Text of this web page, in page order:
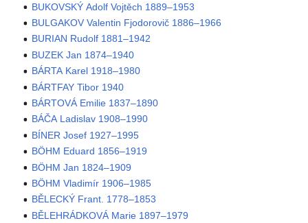
BUKOVSKÝ Adolf Vojtěch 1889–1953
BULGAKOV Valentin Fjodorovič 1886–1966
BURIAN Rudolf 1881–1942
BUZEK Jan 1874–1940
BÁRTA Karel 1918–1980
BÁRTFAY Tibor 1940
BÁRTOVÁ Emilie 1837–1890
BÁČA Ladislav 1908–1990
BÍNER Josef 1927–1995
BÖHM Eduard 1856–1919
BÖHM Jan 1824–1909
BÖHM Vladimír 1906–1985
BĚLECKÝ Frant. 1778–1853
BĚLEHRÁDKOVÁ Marie 1897–1979